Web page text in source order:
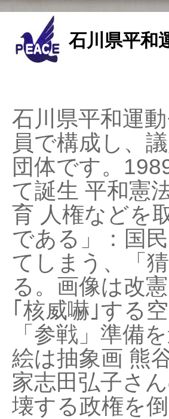
石川県平和
石川県平和運
員で構成し、
団体です。
て誕生 平和憲
育 人権などを
である」：国
てしまう、「
る。画像は改
｢核威嚇｣する
「参戦」準備
絵は抽象画 熊
家志田弘子さ
壊する政権を